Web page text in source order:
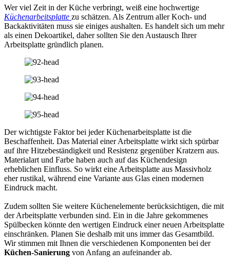
Wer viel Zeit in der Küche verbringt, weiß eine hochwertige
Küchenarbeitsplatte zu schätzen. Als Zentrum aller Koch- und
Backaktivitäten muss sie einiges aushalten. Es handelt sich um mehr
als einen Dekoartikel, daher sollten Sie den Austausch Ihrer
Arbeitsplatte gründlich planen.
Der wichtigste Faktor bei jeder Küchenarbeitsplatte ist die
Beschaffenheit. Das Material einer Arbeitsplatte wirkt sich spürbar
auf ihre Hitzebeständigkeit und Resistenz gegenüber Kratzern aus.
Materialart und Farbe haben auch auf das Küchendesign
erheblichen Einfluss. So wirkt eine Arbeitsplatte aus Massivholz
eher rustikal, während eine Variante aus Glas einen modernen
Eindruck macht.
Zudem sollten Sie weitere Küchenelemente berücksichtigen, die mit
der Arbeitsplatte verbunden sind. Ein in die Jahre gekommenes
Spülbecken könnte den wertigen Eindruck einer neuen Arbeitsplatte
einschränken. Planen Sie deshalb mit uns immer das Gesamtbild.
Wir stimmen mit Ihnen die verschiedenen Komponenten bei der
Küchen-Sanierung von Anfang an aufeinander ab.